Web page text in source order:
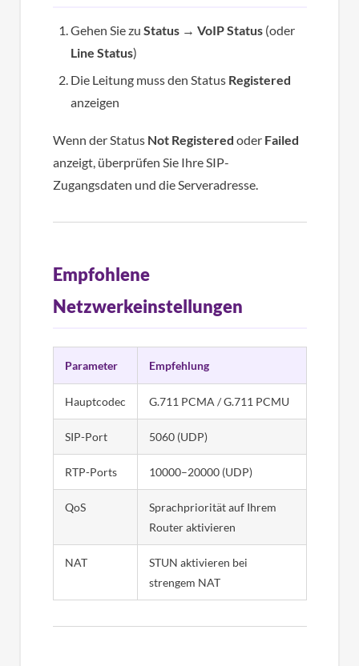
Gehen Sie zu Status→ VoIP Status(oder
Line Status)
Die Leitung muss den Status Registered
anzeigen
Wenn der Status Not Registered oder Failed
anzeigt, überprüfen Sie Ihre SIP-
Zugangsdaten und die Serveradresse.
Empfohlene
Netzwerkeinstellungen
Parameter Empfehlung
Hauptcodec G.711 PCMA / G.711 PCMU
SIP-Port 5060 (UDP)
RTP-Ports 10000–20000 (UDP)
QoS
Sprachpriorität auf Ihrem
Router aktivieren
NAT
STUN aktivieren bei
strengem NAT